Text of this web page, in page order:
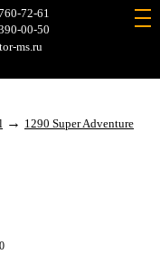
72-61
00-50
ms.ru
→ 1290 Super Adventure